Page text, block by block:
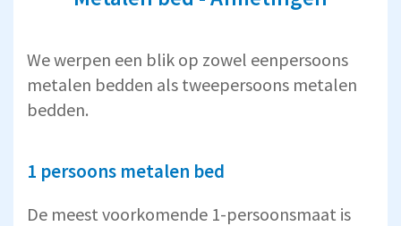
We werpen een blik op zowel eenpersoons
metalen bedden als tweepersoons metalen
bedden.
1 persoons metalen bed
De meest voorkomende 1-persoonsmaat is